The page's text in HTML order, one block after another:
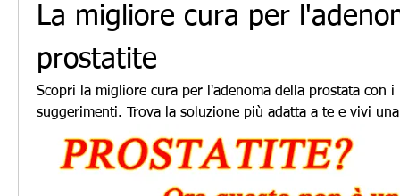
La migliore cura per
prostatite
Scopri la migliore cura per l'adenoma della prostata con
suggerimenti. Trova la soluzione più adatta a te e vivi